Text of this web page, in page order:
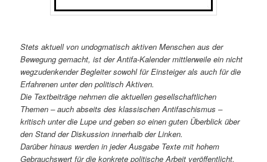
Stets aktuell von undogmatisch aktiven Menschen aus der
Bewegung gemacht, ist der Antifa-Kalender mittlerweile ein nicht
wegzudenkender Begleiter sowohl für Einsteiger als auch für die
Erfahrenen unter den politisch Aktiven.
Die Textbeiträge nehmen die aktuellen gesellschaftlichen
Themen – auch abseits des klassischen Antifaschismus –
kritisch unter die Lupe und geben so einen guten Überblick über
den Stand der Diskussion innerhalb der Linken.
Darüber hinaus werden in jeder Ausgabe Texte mit hohem
Gebrauchswert für die konkrete politische Arbeit veröffentlicht.